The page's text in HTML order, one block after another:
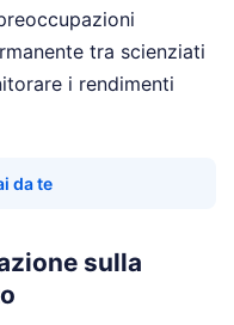
tra scienziati
i rendimenti
da te
sulla